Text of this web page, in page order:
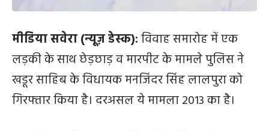
मीडिया सवेरा (न्यूज़ डेस्क):विवाह समारोह में एक
लड़की के साथ छेड़छाड़ व मारपीट के मामले पुलिस ने
खडूर साहिब के विधायक मनजिंदर सिंह लालपुरा को
गिरफ्तार किया है। दरअसल ये मामला 2013 का है।